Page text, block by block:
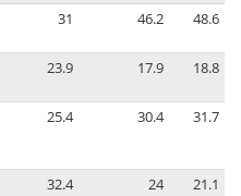
31 46.2 48.6
23.9 17.9 18.8
25.4 30.4 31.7
32.4 24 21.1